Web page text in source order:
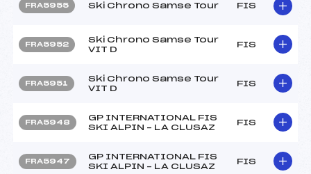
FRA5955 Ski Chrono Samse Tour FIS
FRA5952
Ski Chrono Samse Tour
VIT D
FIS
FRA5951
Ski Chrono Samse Tour
VIT D
FIS
FRA5948
GP INTERNATIONAL FIS
SKI ALPIN – LA CLUSAZ
FIS
FRA5947
GP INTERNATIONAL FIS
SKI ALPIN – LA CLUSAZ
FIS